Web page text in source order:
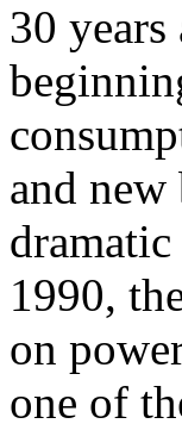
30
and
1990,
on
one of